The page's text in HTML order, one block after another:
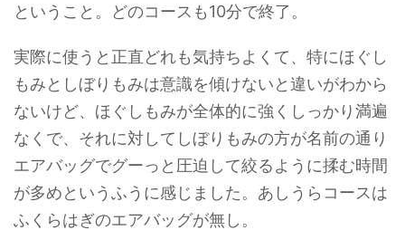
ということ。どのコースも10分で終了。
実際に使うと正直どれも気持ちよくて、特にほぐし
もみとしぼりもみは意識を傾けないと違いがわから
ないけど、ほぐしもみが全体的に強くしっかり満遍
なくで、それに対してしぼりもみの方が名前の通り
エアバッグでグーっと圧迫して絞るように揉む時間
が多めというふうに感じました。あしうらコースは
ふくらはぎのエアバッグが無し。